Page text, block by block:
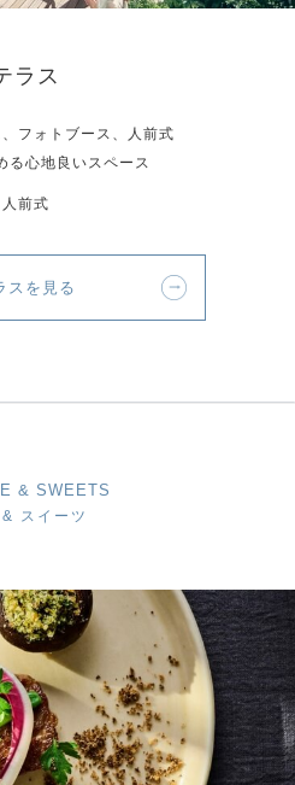
ラス
フォトブース、人前式
る心地良いスペース
人前式
スを見る
& SWEETS
スイーツ